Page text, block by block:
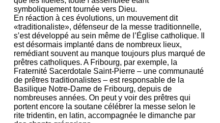
symboliquement tournée vers Dieu.
En réaction à ces évolutions, un mouvement dit
«traditionaliste», défenseur de la messe traditionnelle,
s’est développé au sein même de l’Église catholique. Il
est désormais implanté dans de nombreux lieux,
remédiant souvent au manque toujours plus marqué de
prêtres catholiques. A Fribourg, par exemple, la
Fraternité Sacerdotale Saint-Pierre – une communauté
de prêtres traditionalistes – est responsable de la
Basilique Notre-Dame de Fribourg, depuis de
nombreuses années. On peut y voir des prêtres qui
portent encore la soutane célébrer la messe selon le
rite tridentin, en latin, accompagnée le dimanche par